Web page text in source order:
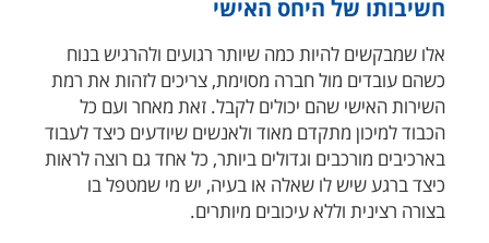
חשיבותו של היחס האישי
אלו שמבקשים להיות כמה שיותר רגועים ולהרגיש בנוח
כשהם עובדים מול חברה מסוימת, צריכים לזהות את רמת
השירות האישי שהם יכולים לקבל. זאת מאחר ועם כל
הכבוד למיכון מתקדם מאוד ולאנשים שיודעים כיצד לעבוד
בארכיבים מורכבים וגדולים ביותר, כל אחד גם רוצה לראות
כיצד ברגע שיש לו שאלה או בעיה, יש מי שמטפל בו
בצורה רצינית וללא עיכובים מיותרים.